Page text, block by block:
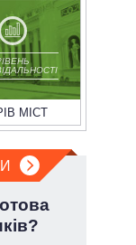
МІСТ